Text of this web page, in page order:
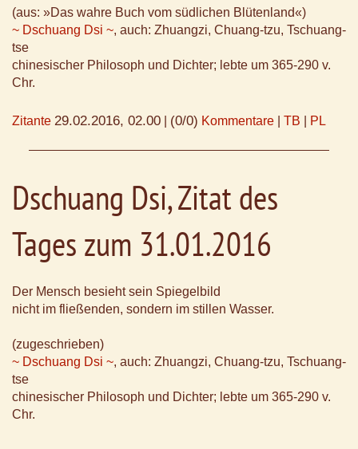
(aus: »Das wahre Buch vom südlichen Blütenland«)
~ Dschuang Dsi ~, auch: Zhuangzi, Chuang-tzu, Tschuang-
tse
chinesischer Philosoph und Dichter; lebte um 365-290 v.
Chr.
Zitante 29.02.2016, 02.00 (0/0) Kommentare TB PL
Dschuang Dsi, Zitat des
Tages zum 31.01.2016
Der Mensch besieht sein Spiegelbild
nicht im fließenden, sondern im stillen Wasser.
(zugeschrieben)
~ Dschuang Dsi ~, auch: Zhuangzi, Chuang-tzu, Tschuang-
tse
chinesischer Philosoph und Dichter; lebte um 365-290 v.
Chr.